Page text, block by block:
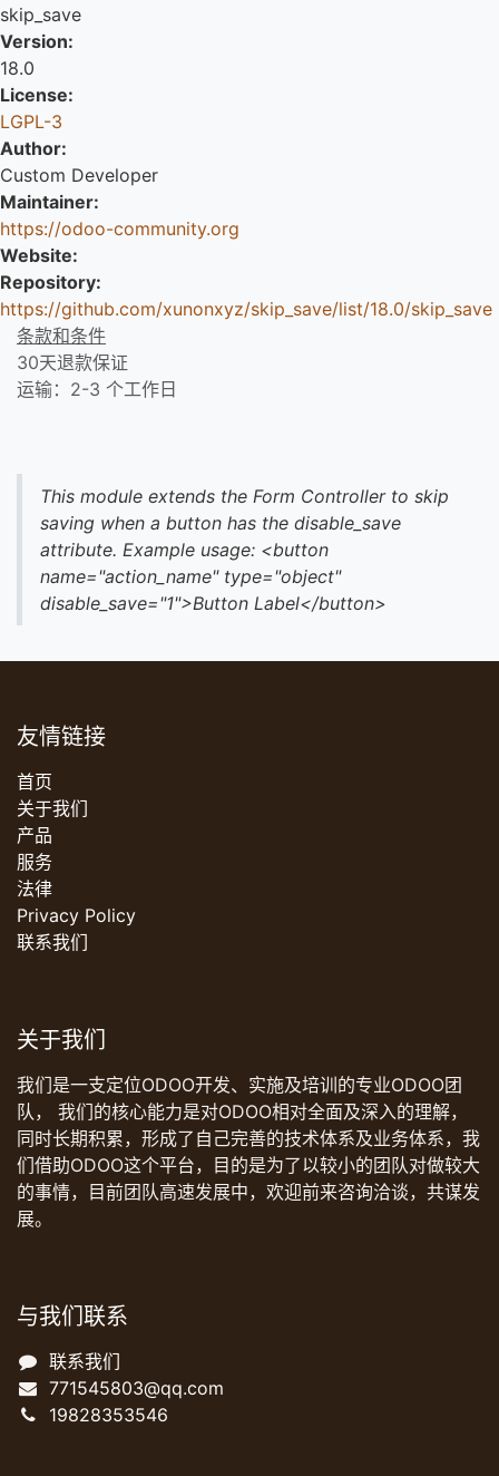
skip_save
Version:
18.0
License:
LGPL-3
Author:
Custom Developer
Maintainer:
https://odoo-community.org
Website:
Repository:
https://github.com/xunonxyz/skip_save/list/18.0/skip_save
条款和条件
30天退款保证
运输：2-3 个工作日
This module extends the Form Controller to skip
saving when a button has the disable_save
attribute. Example usage: <button
name="action_name" type="object"
disable_save="1">Button Label</button>
友情链接
首页
关于我们
产品
服务
法律
Privacy Policy
联系我们
关于我们
我们是一支定位ODOO开发、实施及培训的专业ODOO团
队， 我们的核心能力是对ODOO相对全面及深入的理解，
同时长期积累，形成了自己完善的技术体系及业务体系，我
们借助ODOO这个平台，目的是为了以较小的团队对做较大
的事情，目前团队高速发展中，欢迎前来咨询洽谈，共谋发
展。
与我们联系
联系我们
771545803@qq.com
19828353546